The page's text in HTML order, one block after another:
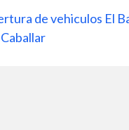
de vehiculos El